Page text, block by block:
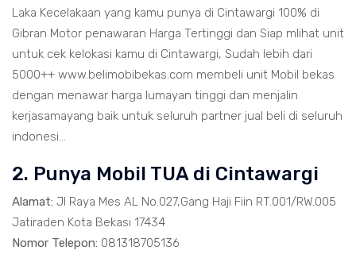
Laka Kecelakaan yang kamu punya di Cintawargi 100% di
Gibran Motor penawaran Harga Tertinggi dan Siap mlihat unit
untuk cek kelokasi kamu di Cintawargi, Sudah lebih dari
5000++ www.belimobibekas.com membeli unit Mobil bekas
dengan menawar harga lumayan tinggi dan menjalin
kerjasamayang baik untuk seluruh partner jual beli di seluruh
indonesi...
2. Punya Mobil TUA di Cintawargi
Alamat: Jl Raya Mes AL No.027,Gang Haji Fiin RT.001/RW.005
Jatiraden Kota Bekasi 17434
Nomor Telepon: 081318705136